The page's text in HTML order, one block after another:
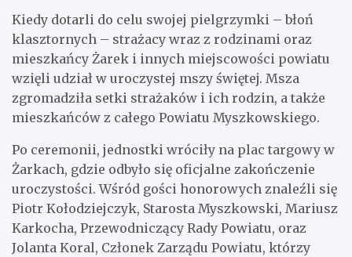
Kiedy dotarli do celu swojej pielgrzymki – błoń
klasztornych – strażacy wraz z rodzinami oraz
mieszkańcy Żarek i innych miejscowości powiatu
wzięli udział w uroczystej mszy świętej. Msza
zgromadziła setki strażaków i ich rodzin, a także
mieszkańców z całego Powiatu Myszkowskiego.
Po ceremonii, jednostki wróciły na plac targowy w
Żarkach, gdzie odbyło się oficjalne zakończenie
uroczystości. Wśród gości honorowych znaleźli się
Piotr Kołodziejczyk, Starosta Myszkowski, Mariusz
Karkocha, Przewodniczący Rady Powiatu, oraz
Jolanta Koral, Członek Zarządu Powiatu, którzy